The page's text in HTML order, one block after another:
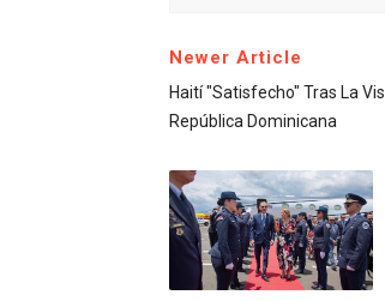
Newer Article
Haití "satisfecho" Tras La
República Dominicana